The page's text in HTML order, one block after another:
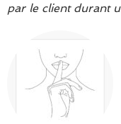
par le client durant